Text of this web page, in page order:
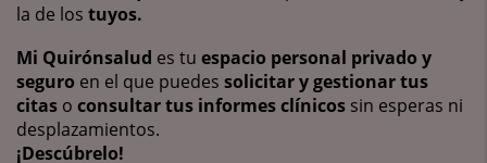
la de los tuyos.
Mi Quirónsalud es tu espacio personal privado y
seguro en el que puedes solicitar y gestionar tus
citas o consultar tus informes clínicos sin esperas ni
desplazamientos.
¡Descúbrelo!